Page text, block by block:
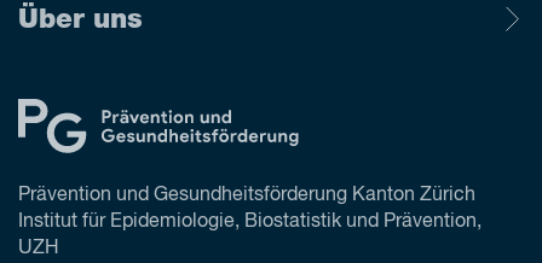
Über uns
Prävention und Gesundheitsförderung Kanton Zürich
Institut für Epidemiologie, Biostatistik und Prävention,
UZH